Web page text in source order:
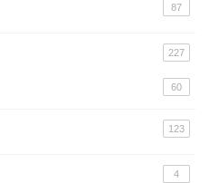
87
227
60
123
4